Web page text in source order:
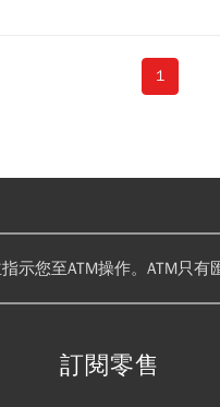
1
示您至ATM操作。ATM只
訂閱零售